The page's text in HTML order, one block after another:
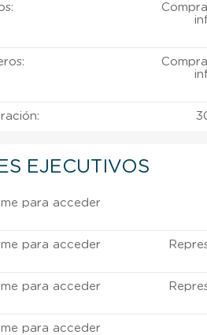
EJECUTIVOS
para acceder
para acceder
para acceder
para acceder